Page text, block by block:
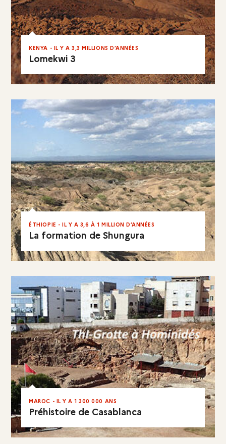
Lomekwi 3
KENYA - IL Y A 3,3 MILLIONS D’ANNÉES
EN RÉSUMÉ
La formation de Shungura
ÉTHIOPIE - IL Y A 3,6 À 1 MILLION D’ANNÉES
EN RÉSUMÉ
Préhistoire de Casablanca
MAROC - IL Y A 1 300 000 ANS
EN RÉSUMÉ